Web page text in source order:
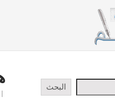
البحث